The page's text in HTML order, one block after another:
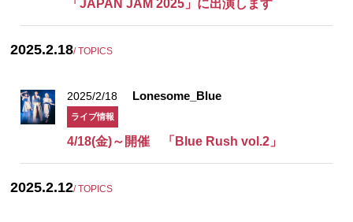
「JAPAN JAM 2025」に出演します
2025.2.18/ TOPICS
2025/2/18 Lonesome_Blue
ライブ情報
4/18(金)～開催 「Blue Rush vol.2」
2025.2.12/ TOPICS